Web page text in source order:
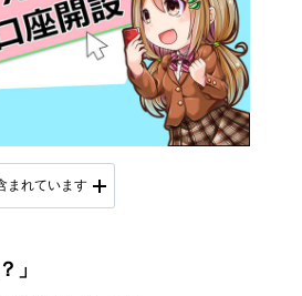
まれています
」